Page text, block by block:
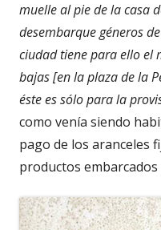
muelle al pie de la casa
desembarque géneros
ciudad tiene para ello el
bajas [en la plaza de la
éste es sólo para la
como venía siendo
pago de los aranceles
productos